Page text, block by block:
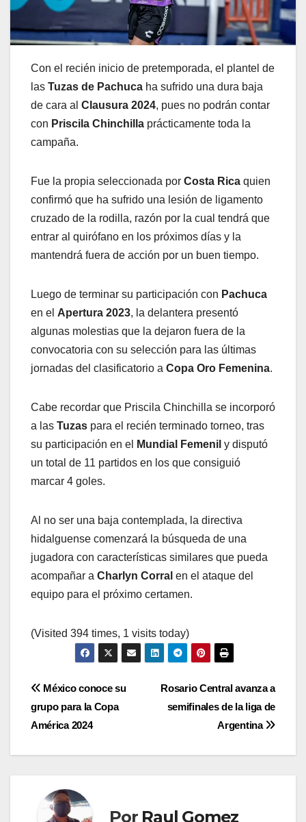
Con el recién inicio de pretemporada, el plantel de
las Tuzas de Pachuca ha sufrido una dura baja
de cara al Clausura 2024, pues no podrán contar
con Priscila Chinchilla prácticamente toda la
campaña.
Fue la propia seleccionada por Costa Rica quien
confirmó que ha sufrido una lesión de ligamento
cruzado de la rodilla, razón por la cual tendrá que
entrar al quirófano en los próximos días y la
mantendrá fuera de acción por un buen tiempo.
Luego de terminar su participación con Pachuca
en el Apertura 2023, la delantera presentó
algunas molestias que la dejaron fuera de la
convocatoria con su selección para las últimas
jornadas del clasificatorio a Copa Oro Femenina.
Cabe recordar que Priscila Chinchilla se incorporó
a las Tuzas para el recién terminado torneo, tras
su participación en el
Mundial Femenil y disputó
un total de 11 partidos en los que consiguió
marcar 4 goles.
Al no ser una baja contemplada, la directiva
hidalguense comenzará la búsqueda de una
jugadora con características similares que pueda
acompañar a Charlyn Corral en el ataque del
equipo para el próximo certamen.
(Visited 394 times, 1 visits today)
Navegación
de
entradas
Rosario Central avanza a
semifinales de la liga de
Argentina
México conoce su
grupo para la Copa
América 2024
Por Raul Gomez